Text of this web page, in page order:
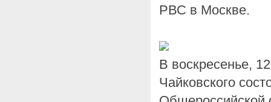
РВС в Москве.
В воскресенье,
Чайковского